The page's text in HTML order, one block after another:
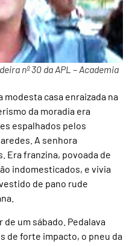
nº 30 da APL – Academia
modesta casa enraizada na
da moradia era
espalhados pelos
A senhora
Era franzina, povoada de
indomesticados, e vivia
de pano rude
um sábado. Pedalava
de forte impacto, o pneu da